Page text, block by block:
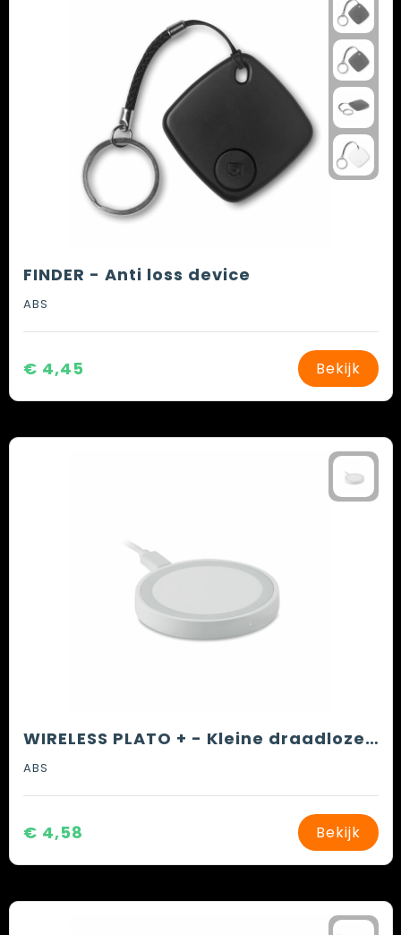
FINDER - Anti loss device
ABS
€ 4,45 Bekijk
WIRELESS PLATO + - Kleine draadloze oplader
ABS
€ 4,58 Bekijk